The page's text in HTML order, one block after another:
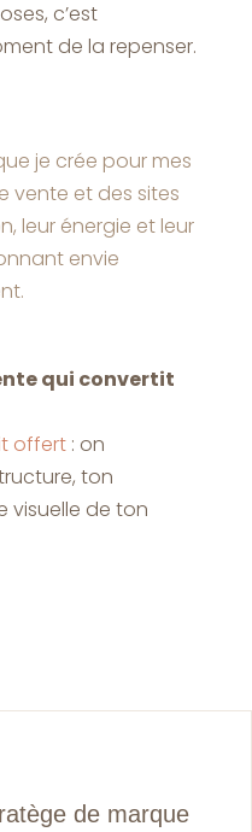
c’est
de la repenser.
je crée pour mes
vente et des sites
leur énergie et leur
envie
qui convertit
offert: on
ton
visuelle de ton
de marque